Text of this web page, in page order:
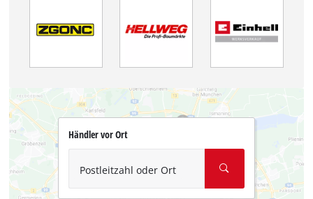
Händler vor Ort
Postleitzahl oder Ort